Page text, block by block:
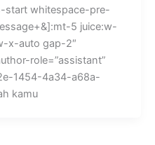
start whitespace-pre-
5 juice:w-
x-auto gap-2″
role=”assistant”
1454-4a34-a68a-
kamu